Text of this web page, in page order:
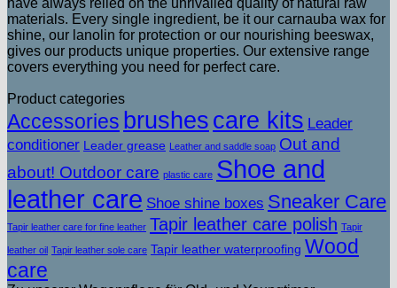
have always relied on the unrivalled quality of natural raw
materials. Every single ingredient, be it our carnauba wax for
shine, our lanolin for protection or our nourishing beeswax,
gives our products unique properties. Our extensive range
covers everything you need for perfect care.
Product categories
Accessories brushes care kits Leader
conditioner Leader grease Leather and saddle soap Out and
about! Outdoor care plastic care Shoe and
leather care Shoe shine boxes Sneaker Care
Tapir leather care for fine leather Tapir leather care polish Tapir
leather oil Tapir leather sole care Tapir leather waterproofing Wood
care